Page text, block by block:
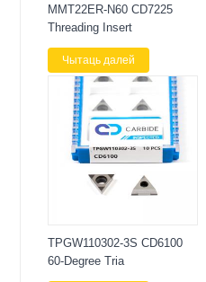
MMT22ER-N60 CD7225
Threading Insert
Чытаць далей
TPGW110302-3S CD6100
60-Degree Tria